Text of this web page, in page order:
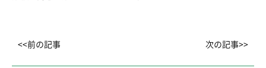
<<前の記事 次の記事>>